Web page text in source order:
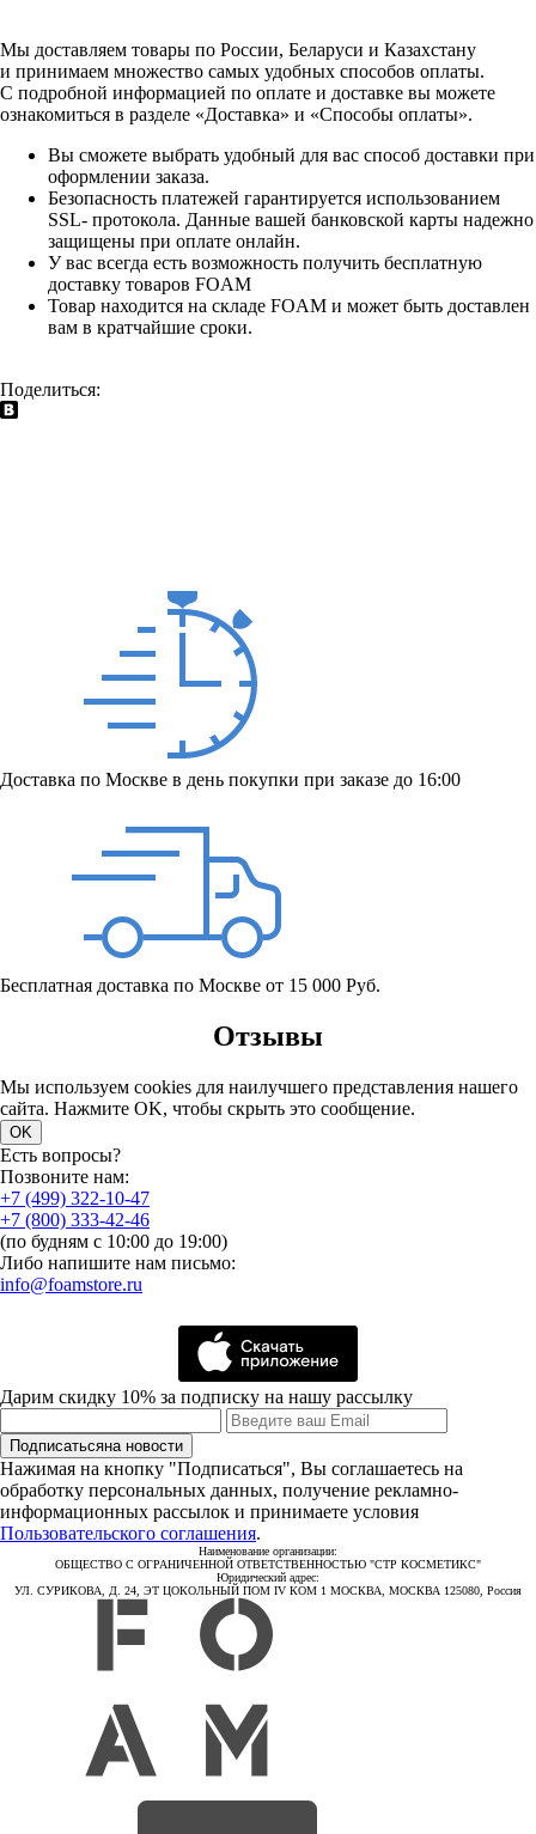
Мы доставляем товары по России, Беларуси и Казахстану
и принимаем множество самых удобных способов оплаты.
С подробной информацией по оплате и доставке вы можете
ознакомиться в разделе «Доставка» и «Способы оплаты».
Вы сможете выбрать удобный для вас способ доставки при
оформлении заказа.
Безопасность платежей гарантируется использованием
SSL- протокола. Данные вашей банковской карты надежно
защищены при оплате онлайн.
У вас всегда есть возможность получить бесплатную
доставку товаров FOAM
Товар находится на складе FOAM и может быть доставлен
вам в кратчайшие сроки.
Поделиться:
Доставка по Москве в день покупки при заказе до 16:00
Бесплатная доставка по Москве от 15 000 Руб.
Отзывы
Мы используем cookies для наилучшего представления нашего
сайта. Нажмите OK, чтобы скрыть это сообщение.
OK
Есть вопросы?
Позвоните нам:
+7 (499) 322-10-47
+7 (800) 333-42-46
(по будням с 10:00 до 19:00)
Либо напишите нам письмо:
info@foamstore.ru
Дарим скидку 10% за подписку на нашу рассылку
Подписатьсяна новости
Нажимая на кнопку "Подписаться", Вы соглашаетесь на
обработку персональных данных, получение рекламно-
информационных рассылок и принимаете условия
Пользовательского соглашения.
Наименование организации:
ОБЩЕСТВО С ОГРАНИЧЕННОЙ ОТВЕТСТВЕННОСТЬЮ "СТР КОСМЕТИКС"
Юридический адрес:
УЛ. СУРИКОВА, Д. 24, ЭТ ЦОКОЛЬНЫЙ ПОМ IV КОМ 1 МОСКВА, МОСКВА 125080, Россия